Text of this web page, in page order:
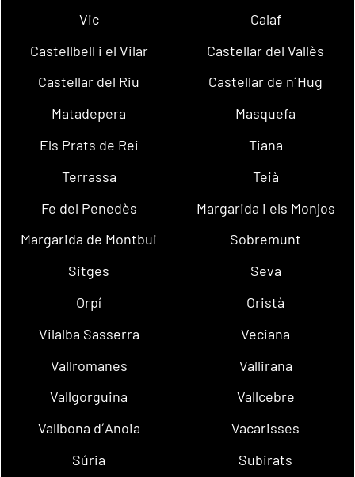
Vic
Calaf
Castellbell i el Vilar
Castellar del Vallès
Castellar del Riu
Castellar de n´Hug
Matadepera
Masquefa
Els Prats de Rei
Tiana
Terrassa
Teià
Fe del Penedès
Margarida i els Monjos
Margarida de Montbui
Sobremunt
Sitges
Seva
Orpí
Oristà
Vilalba Sasserra
Veciana
Vallromanes
Vallirana
Vallgorguina
Vallcebre
Vallbona d´Anoia
Vacarisses
Súria
Subirats